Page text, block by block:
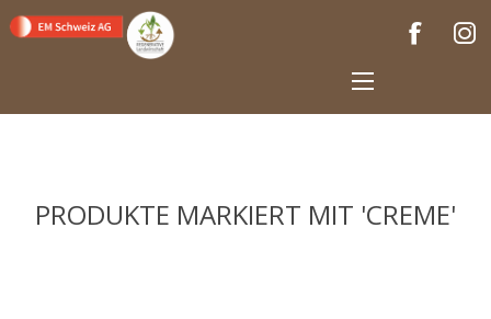
PRODUKTE MARKIERT MIT 'CREME'